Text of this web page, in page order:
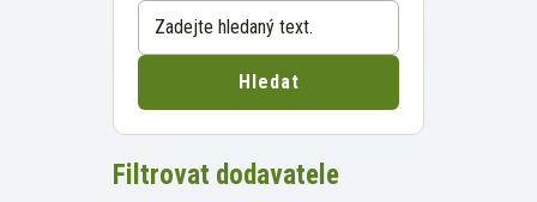
Filtrovat dodavatele